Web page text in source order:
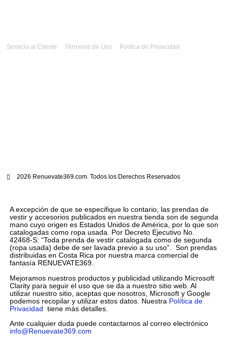
2026 Renuevate369.com. Todos los Derechos Reservados
Servicio al Cliente Términos de Uso Política de Privacidad
A excepción de que se especifique lo contario, las prendas de
vestir y accesorios publicados en nuestra tienda son de segunda
mano cuyo origen es Estados Unidos de América, por lo que son
catalogadas como ropa usada. Por Decreto Ejecutivo No.
42468-S: “Toda prenda de vestir catalogada como de segunda
(ropa usada) debe de ser lavada previo a su uso”. Son prendas
distribuidas en Costa Rica por nuestra marca comercial de
fantasía RENUEVATE369.
Mejoramos nuestros productos y publicidad utilizando Microsoft
Clarity para seguir el uso que se da a nuestro sitio web. Al
utilizar nuestro sitio, aceptas que nosotros, Microsoft y Google
podemos recopilar y utilizar estos datos. Nuestra Política de
Privacidad tiene más detalles.
Ante cualquier duda puede contactarnos al correo electrónico
info@Renuevate369.com